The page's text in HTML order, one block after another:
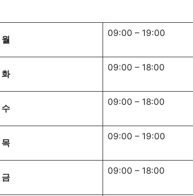
월
09:00 – 19:00
화
09:00 – 18:00
수
09:00 – 18:00
목
09:00 – 19:00
금
09:00 – 18:00